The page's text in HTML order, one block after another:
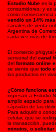
Estudio Nube es la
consumidores; y es
como consecuencia
vendió un 14%
canales de venta
Argentina de
cada vez más de
El comercio phigytal
sensorial del canal
del formato online
se siente que todo
los productos en
¿Cómo funciona
ingresan a Estudio
amplio espacio para
cápsulas de las
Para adquirir o
celular, que se
la transacción,
minutos, o